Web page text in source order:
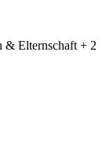
& Elternschaft + 2